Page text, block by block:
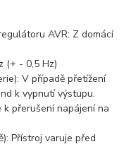
AVR: Z domácí
(+ - 0,5 Hz)
V případě přetížení
k vypnutí výstupu.
k přerušení napájení na
Přístroj varuje před